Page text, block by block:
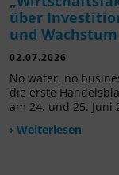
über
und
02.07.2026
No water, no
die erste
am 24. und 25. Juni
› Weiterlesen